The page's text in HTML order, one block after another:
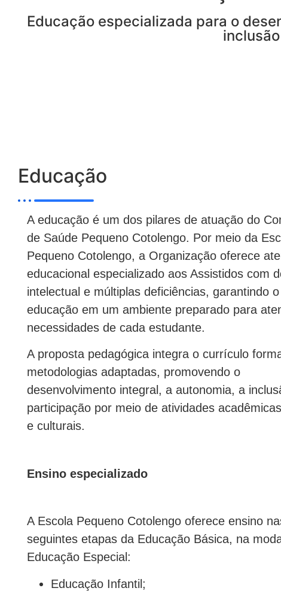
Educação especializada para o
inclusão
Educação
A educação é um dos pilares de atuação do
de Saúde Pequeno Cotolengo. Por meio da
Pequeno Cotolengo, a Organização oferece
educacional especializado aos Assistidos com
intelectual e múltiplas deficiências, garantindo
educação em um ambiente preparado para
necessidades de cada estudante.
A proposta pedagógica integra o currículo
metodologias adaptadas, promovendo o
desenvolvimento integral, a autonomia, a
participação por meio de atividades
e culturais.
Ensino especializado
A Escola Pequeno Cotolengo oferece ensino
seguintes etapas da Educação Básica, na
Educação Especial:
Educação Infantil;